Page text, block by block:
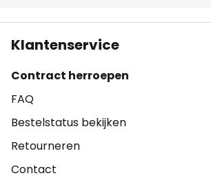
Klantenservice
Contract herroepen
FAQ
Bestelstatus bekijken
Retourneren
Contact